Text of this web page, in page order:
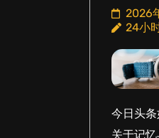
2026
24小
今日头
关于记